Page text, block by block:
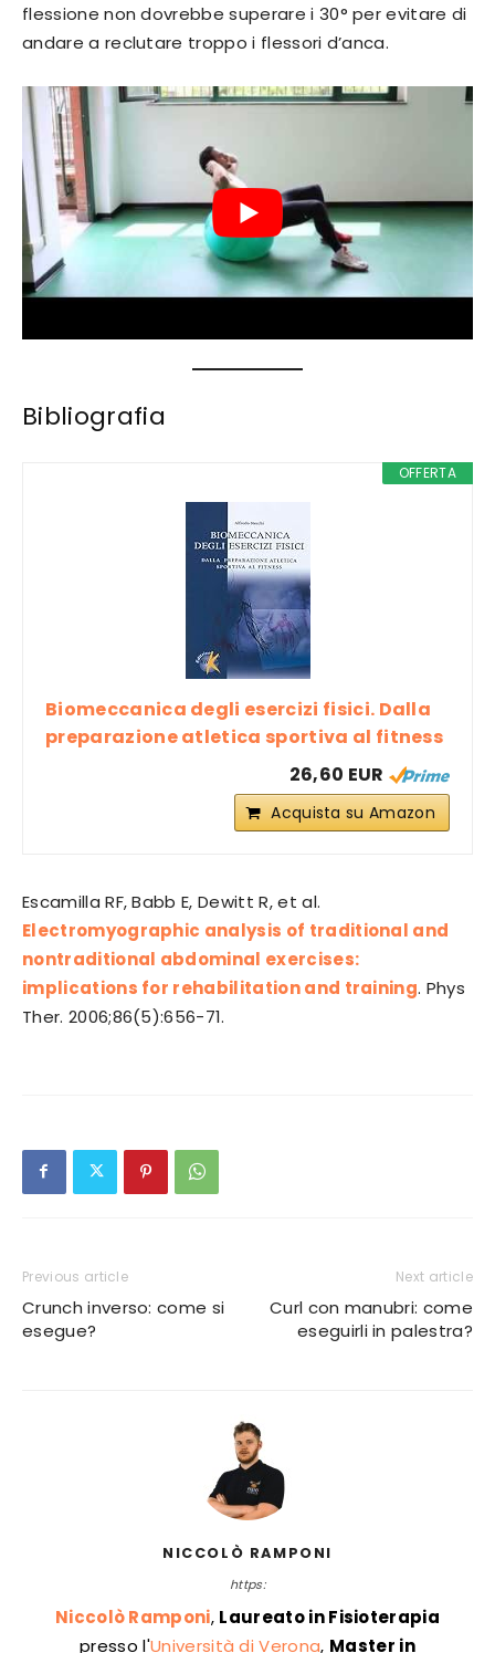
flessione non dovrebbe superare i 30° per evitare di
andare a reclutare troppo i flessori d’anca.
Bibliografia
OFFERTA
Biomeccanica degli esercizi fisici. Dalla
preparazione atletica sportiva al fitness
26,60 EUR
Acquista su Amazon
Escamilla RF, Babb E, Dewitt R, et al.
Electromyographic analysis of traditional and
nontraditional abdominal exercises:
implications for rehabilitation and training. Phys
Ther. 2006;86(5):656-71.
Previous article
Crunch inverso: come si
esegue?
Next article
Curl con manubri: come
eseguirli in palestra?
NICCOLÒ RAMPONI
https:
Niccolò Ramponi, Laureato in Fisioterapia
presso l'Università di Verona, Master in